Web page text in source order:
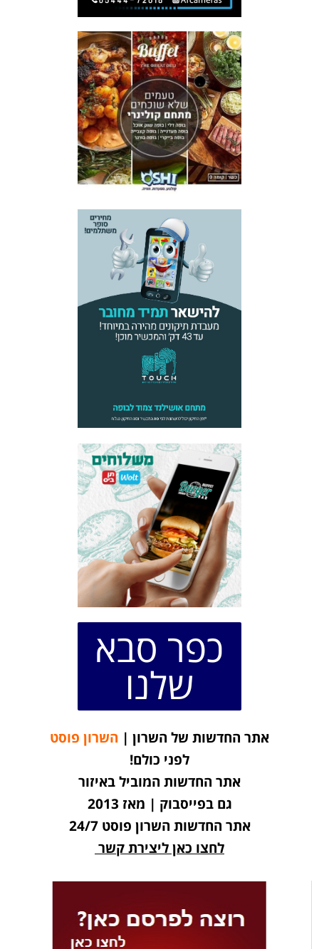
כפר סבא
שלנו
אתר החדשות של השרון | השרון פוסט
לפני כולם!
אתר החדשות המוביל באיזור
גם בפייסבוק | מאז 2013
אתר החדשות השרון פוסט 24/7
לחצו כאן ליצירת קשר